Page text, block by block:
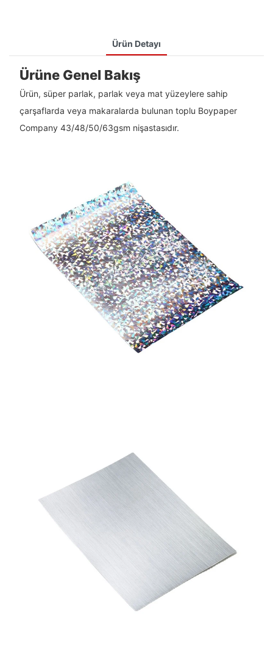
Ürün Detayı
Ürüne Genel Bakış
Ürün, süper parlak, parlak veya mat yüzeylere sahip
çarşaflarda veya makaralarda bulunan toplu Boypaper
Company 43/48/50/63gsm nişastasıdır.